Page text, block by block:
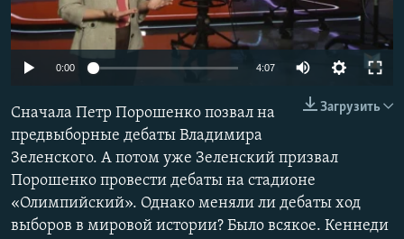
ПОБЕДИТЕЛЕЙ НЕ СУДЯТ?
КРЫМ.НЕПОКОРЕННЫЙ
УКРАИНСКАЯ ПРОБЛЕМА КРЫМА
ПРИСОЕДИНЯЙТЕСЬ!
Все сайты RFE/RL
0:00 4:07
Загрузить
Сначала Петр Порошенко позвал на
предвыборные дебаты Владимира
Зеленского. А потом уже Зеленский призвал
Порошенко провести дебаты на стадионе
«Олимпийский». Однако меняли ли дебаты ход
выборов в мировой истории? Было всякое. Кеннеди